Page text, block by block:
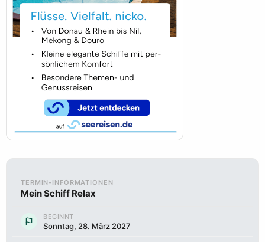
TERMIN-INFORMATIONEN
Mein Schiff Relax
BEGINNT
Sonntag, 28. März 2027